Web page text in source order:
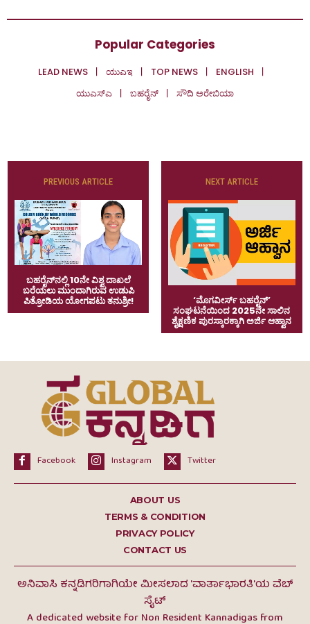
Popular Categories
LEAD NEWS ಯುಎಇ TOP NEWS
ENGLISH
ಯುಎಸ್‌ಎ
ಬಹರೈನ್ ಸೌದಿ ಅರೇಬಿಯಾ
PREVIOUS ARTICLE
ಬಹರೈನ್‌ನಲ್ಲಿ 10ನೇ ವಿಶ್ವ ದಾಖಲೆ
ಬರೆಯಲು ಮುಂದಾಗಿರುವ ಉಡುಪಿ
ಪಿತ್ರೋಡಿಯ ಯೋಗಪಟು ತನುಶ್ರೀ!
NEXT ARTICLE
‘ಮೊಗವೀರ್ಸ್ ಬಹರೈನ್’
ಸಂಘಟನೆಯಿಂದ 2025ನೇ ಸಾಲಿನ
ಶೈಕ್ಷಣಿಕ ಪುರಸ್ಕಾರಕ್ಕಾಗಿ ಅರ್ಜಿ ಆಹ್ವಾನ
Facebook Instagram Twitter
ABOUT US
TERMS & CONDITION
PRIVACY POLICY
CONTACT US
ಅನಿವಾಸಿ ಕನ್ನಡಿಗರಿಗಾಗಿಯೇ ಮೀಸಲಾದ 'ವಾರ್ತಾಭಾರತಿ'ಯ ವೆಬ್
ಸೈಟ್
A dedicated website for Non Resident Kannadigas from